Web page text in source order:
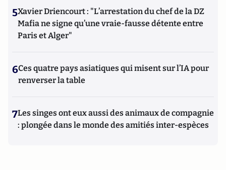
5Xavier Driencourt : "L’arrestation du chef de la DZ
Mafia ne signe qu’une vraie-fausse détente entre
Paris et Alger"
6Ces quatre pays asiatiques qui misent sur l’IA pour
renverser la table
7Les singes ont eux aussi des animaux de compagnie
: plongée dans le monde des amitiés inter-espèces